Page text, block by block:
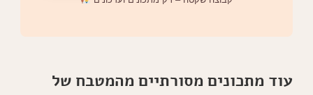
עוד מתכונים מסורתיים מהמטבח של